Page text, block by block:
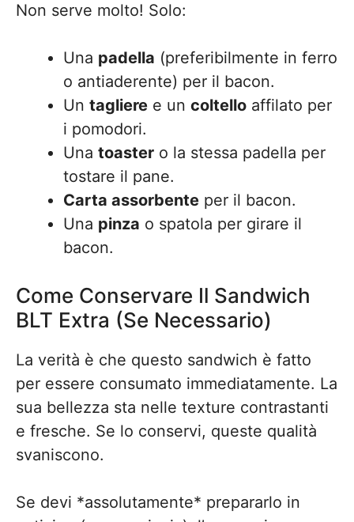
Non serve molto! Solo:
Una padella (preferibilmente in ferro
o antiaderente) per il bacon.
Un tagliere e un coltello affilato per
i pomodori.
Una toaster o la stessa padella per
tostare il pane.
Carta assorbente per il bacon.
Una pinza o spatola per girare il
bacon.
Come Conservare Il Sandwich
BLT Extra (Se Necessario)
La verità è che questo sandwich è fatto
per essere consumato immediatamente. La
sua bellezza sta nelle texture contrastanti
e fresche. Se lo conservi, queste qualità
svaniscono.
Se devi *assolutamente* prepararlo in